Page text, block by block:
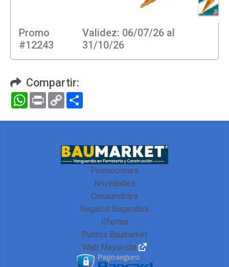
Promo
#12243
Validez: 06/07/26 al
31/10/26
Compartir:
WhatsApp
Print Copy
Link
Promociones
Novedades
Consumibles
Regalos Sugeridos
Ofertas
Puntos Baumarket
Web Mayorista